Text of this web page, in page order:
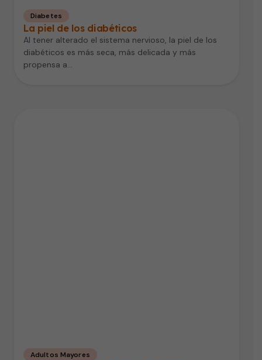
Diabetes
La piel de los diabéticos
Al tener alterado el sistema nervioso, la piel de los
diabéticos es más seca, más delicada y más
propensa a…
Adultos Mayores